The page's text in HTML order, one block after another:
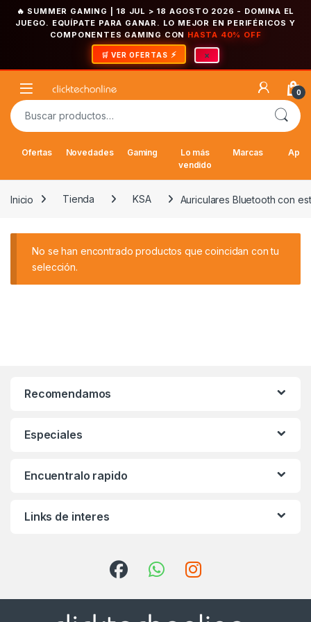
🔥 SUMMER GAMING | 18 JUL > 18 AGOSTO 2026 - DOMINA EL
JUEGO. EQUÍPATE PARA GANAR. LO MEJOR EN PERIFÉRICOS Y
COMPONENTES GAMING CON HASTA 40% OFF
🛒 VER OFERTAS ×
Open 0
Buscar por:
Ofertas Novedades Gaming
Lo más
vendido
Marcas
Inicio Tienda KSA Auriculares Bluetooth con
No se han encontrado productos que coincidan con tu
selección.
Recomendamos
Especiales
Encuentralo rapido
Links de interes